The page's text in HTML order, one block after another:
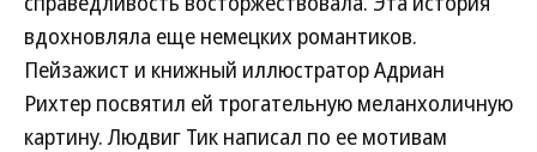
вдохновляла еще немецких романтиков.
Пейзажист и книжный иллюстратор Адриан
Рихтер посвятил ей трогательную меланхоличную
картину. Людвиг Тик написал по ее мотивам